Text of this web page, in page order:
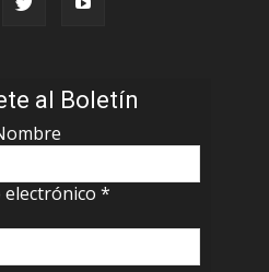
al Boletín
*